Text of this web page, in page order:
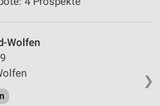
❯
Wolfen